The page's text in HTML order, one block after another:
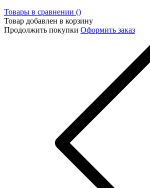
Товары в сравнении ()
Товар добавлен в корзину
Продолжить покупки Оформить заказ